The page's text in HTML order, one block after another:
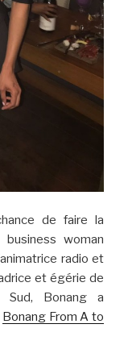
de faire la
business woman
radio et
et égérie de
Sud, Bonang a
Bonang From A to